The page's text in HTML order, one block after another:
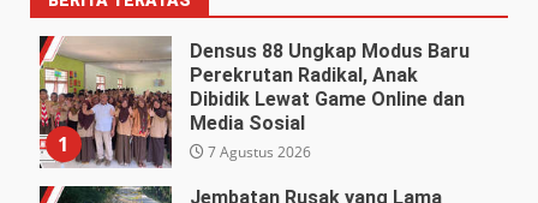
1
Densus 88 Ungkap Modus Baru
Perekrutan Radikal, Anak
Dibidik Lewat Game Online dan
Media Sosial
7 Agustus 2026
Jembatan Rusak yang Lama